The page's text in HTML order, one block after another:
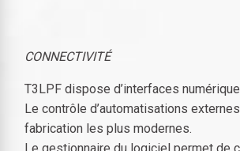
CONNECTIVITÉ
T3LPF dispose d’interfaces
Le contrôle d’automatisations
fabrication les plus modernes.